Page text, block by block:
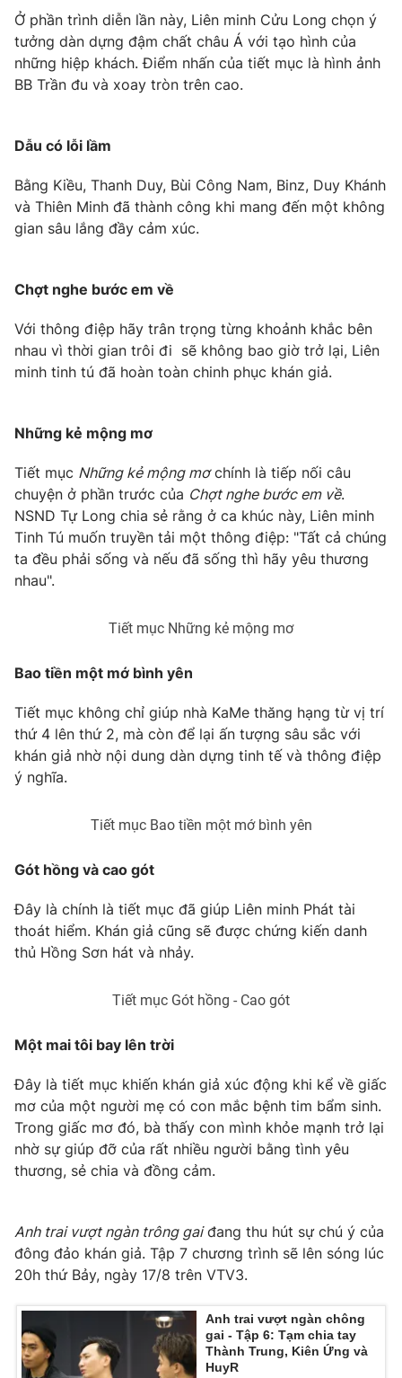
Sản phẩm
Thị trường
Tư vấn
Lịch phát sóng
Emagazine
Photo Infographic
VTV Money
VTV Sức khoẻ Bất động sản
VTV4 Vươn mình bằng AI
VTV9 VTV8
Liên hệ tòa soạn English
Theo dõi báo trên
Cơ quan báo chí: Thời báo VTV
cấp ngày 29/12/2023
Phó Tổng Biên tập:Nguyễn Thị Mỹ Hạnh, Phạm Quốc Thắng,
Nguyễn Trọng Ninh
Tổng đài VTV:024.38 355 931 - 024.38 355 932
toasoan@vtv.vn
Liên hệ quảng cáo:
024-7300.7108
® Cấm sao chép dưới mọi hình thức nếu không có sự chấp
thuận bằng văn bản. Ghi rõ nguồn VTV.vn khi phát hành lại
thông tin từ website này.
Ở phần trình diễn lần này, Liên minh Cửu Long chọn ý
tưởng dàn dựng đậm chất châu Á với tạo hình của
những hiệp khách. Điểm nhấn của tiết mục là hình ảnh
BB Trần đu và xoay tròn trên cao.
Dẫu có lỗi lầm
Bằng Kiều, Thanh Duy, Bùi Công Nam, Binz, Duy Khánh
và Thiên Minh đã thành công khi mang đến một không
gian sâu lắng đầy cảm xúc.
Chợt nghe bước em về
Với thông điệp hãy trân trọng từng khoảnh khắc bên
nhau vì thời gian trôi đi sẽ không bao giờ trở lại, Liên
minh tinh tú đã hoàn toàn chinh phục khán giả.
Những kẻ mộng mơ
Tiết mục Những kẻ mộng mơchính là tiếp nối câu
chuyện ở phần trước của Chợt nghe bước em về.
NSND Tự Long chia sẻ rằng ở ca khúc này, Liên minh
Tinh Tú muốn truyền tải một thông điệp: "Tất cả chúng
ta đều phải sống và nếu đã sống thì hãy yêu thương
nhau".
Tiết mục Những kẻ mộng mơ
Bao tiền một mớ bình yên
Tiết mục không chỉ giúp nhà KaMe thăng hạng từ vị trí
thứ 4 lên thứ 2, mà còn để lại ấn tượng sâu sắc với
khán giả nhờ nội dung dàn dựng tinh tế và thông điệp
ý nghĩa.
Tiết mục Bao tiền một mớ bình yên
Gót hồng và cao gót
Đây là chính là tiết mục đã giúp Liên minh Phát tài
thoát hiểm. Khán giả cũng sẽ được chứng kiến danh
thủ Hồng Sơn hát và nhảy.
Tiết mục Gót hồng - Cao gót
Một mai tôi bay lên trời
Đây là tiết mục khiến khán giả xúc động khi kể về giấc
mơ của một người mẹ có con mắc bệnh tim bẩm sinh.
Trong giấc mơ đó, bà thấy con mình khỏe mạnh trở lại
nhờ sự giúp đỡ của rất nhiều người bằng tình yêu
thương, sẻ chia và đồng cảm.
Anh trai vượt ngàn trông gaiđang thu hút sự chú ý của
đông đảo khán giả. Tập 7 chương trình sẽ lên sóng lúc
20h thứ Bảy, ngày 17/8 trên VTV3.
Anh trai vượt ngàn chông
gai - Tập 6: Tạm chia tay
Thành Trung, Kiên Ứng và
HuyR